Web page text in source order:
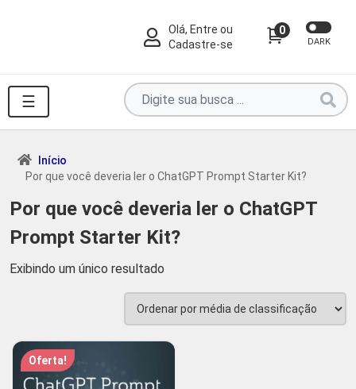
Olá, Entre ou
Cadastre-se
0
DARK
☰
Pesquise
por
produtos
...
Início
Por que você deveria ler o ChatGPT Prompt Starter Kit?
Por que você deveria ler o ChatGPT
Prompt Starter Kit?
Exibindo um único resultado
Oferta!